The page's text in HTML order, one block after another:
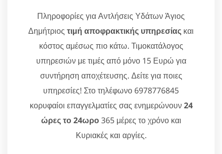
Πληροφορίες για Αντλήσεις Υδάτων Άγιος
Δημήτριος τιμή αποφρακτικής υπηρεσίας και
κόστος αμέσως πιο κάτω. Τιμοκατάλογος
υπηρεσιών με τιμές από μόνο 15 Ευρώ για
συντήρηση αποχέτευσης. Δείτε για ποιες
υπηρεσίες! Στο τηλέφωνο 6978776845
κορυφαίοι επαγγελματίες σας ενημερώνουν24
ώρες το 24ωρο365 μέρες το χρόνο και
Κυριακές και αργίες.